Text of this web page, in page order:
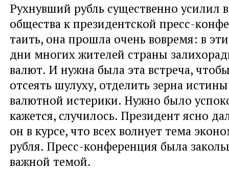
Рухнувший рубль существенно усилил
общества к президентской пресс-
таить, она прошла очень вовремя: в
дни многих жителей страны
валют. И нужна была эта встреча,
отсеять шулуху, отделить зерна
валютной истерики. Нужно было
кажется, случилось. Президент ясно
он в курсе, что всех волнует тема
рубля. Пресс-конференция была
важной темой.